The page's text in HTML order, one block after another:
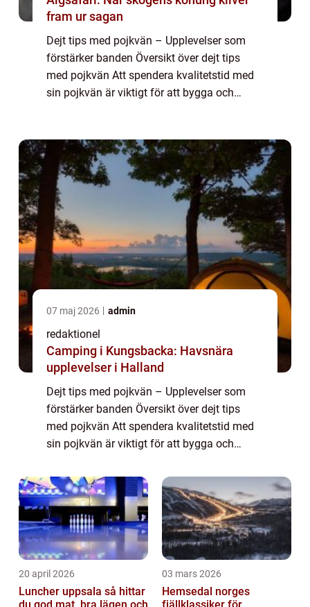
fram ur sagan
Dejt tips med pojkvän – Upplevelser som
förstärker banden Översikt över dejt tips
med pojkvän Att spendera kvalitetstid med
sin pojkvän är viktigt för att bygga och
07 maj 2026 admin
redaktionel
Camping i Kungsbacka: Havsnära
upplevelser i Halland
Dejt tips med pojkvän – Upplevelser som
förstärker banden Översikt över dejt tips
med pojkvän Att spendera kvalitetstid med
sin pojkvän är viktigt för att bygga och
göra det än genom att ge er ut på sp...
20 april 2026
Luncher uppsala så hittar
03 mars 2026
Hemsedal norges